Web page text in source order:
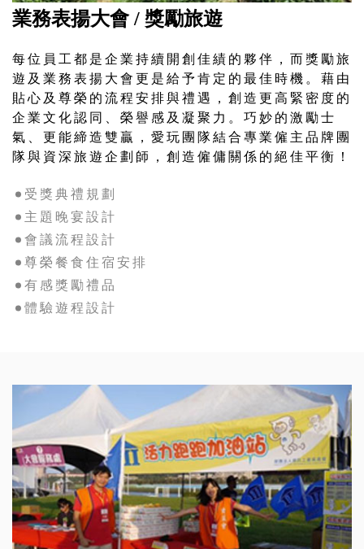
業務表揚大會 / 獎勵旅遊
每位員工都是企業持續開創佳績的夥伴，而獎勵旅
遊及業務表揚大會更是給予肯定的最佳時機。藉由
貼心及尊榮的流程安排與禮遇，創造更高緊密度的
企業文化認同、榮譽感及凝聚力。巧妙的激勵士
氣、更能締造雙贏，愛玩團隊結合專業僱主品牌團
隊與資深旅遊企劃師，創造僱傭關係的絕佳平衡！
受獎典禮規劃
主題晚宴設計
會議流程設計
尊榮餐食住宿安排
有感獎勵禮品
體驗遊程設計